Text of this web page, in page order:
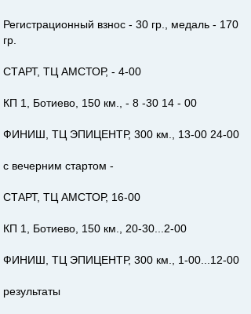
Регистрационный взнос - 30 гр., медаль - 170
гр.
СТАРТ, ТЦ АМСТОР, - 4-00
КП 1, Ботиево, 150 км., - 8 -30 14 - 00
ФИНИШ, ТЦ ЭПИЦЕНТР, 300 км., 13-00 24-00
с вечерним стартом -
СТАРТ, ТЦ АМСТОР, 16-00
КП 1, Ботиево, 150 км., 20-30...2-00
ФИНИШ, ТЦ ЭПИЦЕНТР, 300 км., 1-00...12-00
результаты